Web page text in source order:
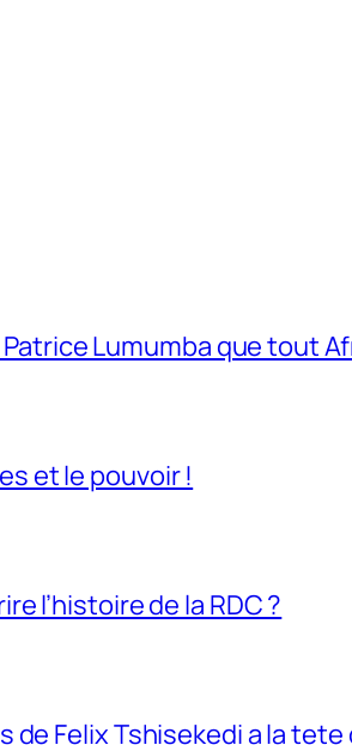
Lumumba que tout
et le pouvoir !
l’histoire de la RDC ?
Felix Tshisekedi a la tete